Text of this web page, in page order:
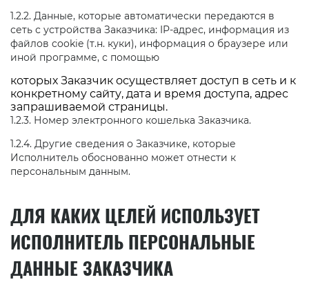
1.2.2. Данные, которые автоматически передаются в
сеть с устройства Заказчика: IP-адрес, информация из
файлов cookie (т.н. куки), информация о браузере или
иной программе, с помощью
которых Заказчик осуществляет доступ в сеть и к
конкретному сайту, дата и время доступа, адрес
запрашиваемой страницы.
1.2.3. Номер электронного кошелька Заказчика.
1.2.4. Другие сведения о Заказчике, которые
Исполнитель обоснованно может отнести к
персональным данным.
ДЛЯ КАКИХ ЦЕЛЕЙ ИСПОЛЬЗУЕТ
ИСПОЛНИТЕЛЬ ПЕРСОНАЛЬНЫЕ
ДАННЫЕ ЗАКАЗЧИКА